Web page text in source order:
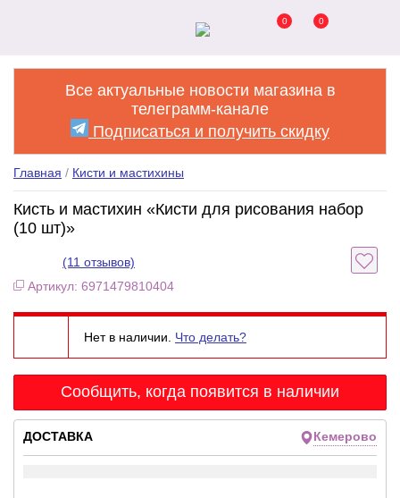
0 0
Все актуальные новости магазина в
телеграмм-канале
Подписаться и получить скидку
Главная / Кисти и мастихины
Кисть и мастихин «Кисти для рисования набор
(10 шт)»
(11 отзывов)
Артикул: 6971479810404
Нет в наличии. Что делать?
Сообщить, когда появится в наличии
ДОСТАВКА Кемерово